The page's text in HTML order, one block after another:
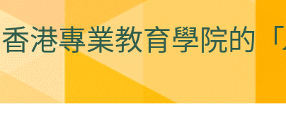
香港專業教育學院的